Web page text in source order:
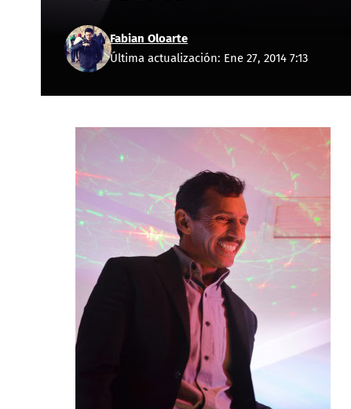
Última actualización: Ene 27, 2014 7:13
Fabian Oloarte